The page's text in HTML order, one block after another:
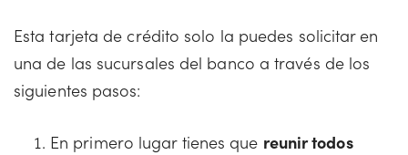
Esta tarjeta de crédito solo la puedes solicitar en
una de las sucursales del banco a través de los
siguientes pasos:
En primero lugar tienes que reunir todos